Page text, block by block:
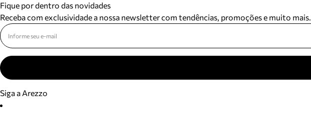
Fique por dentro das novidades
Receba com exclusividade a nossa newsletter com tendências, promoções e muito mais.
Siga a Arezzo